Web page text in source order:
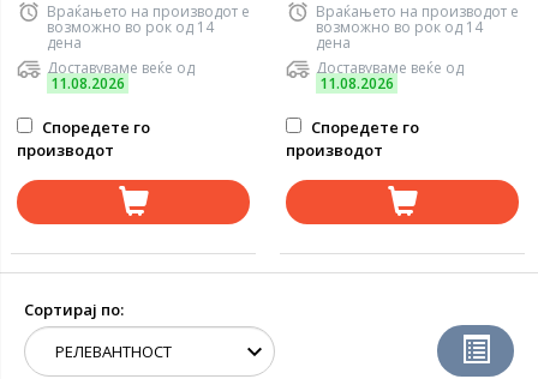
Враќањето на производот е
возможно во рок од 14
дена
Доставуваме веќе од
11.08.2026
Споредете го
производот
Враќањето на производот е
возможно во рок од 14
дена
Доставуваме веќе од
11.08.2026
Споредете го
производот
Сортирај по: